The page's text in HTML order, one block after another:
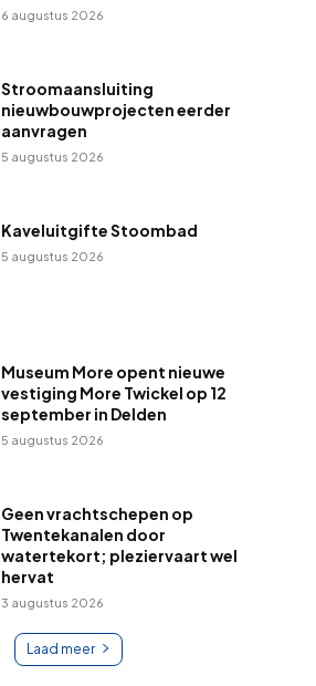
6 augustus 2026
Stroomaansluiting
nieuwbouwprojecten eerder
aanvragen
5 augustus 2026
Kaveluitgifte Stoombad
5 augustus 2026
Museum More opent nieuwe
vestiging More Twickel op 12
september in Delden
5 augustus 2026
Geen vrachtschepen op
Twentekanalen door
watertekort; pleziervaart wel
hervat
3 augustus 2026
Laad meer